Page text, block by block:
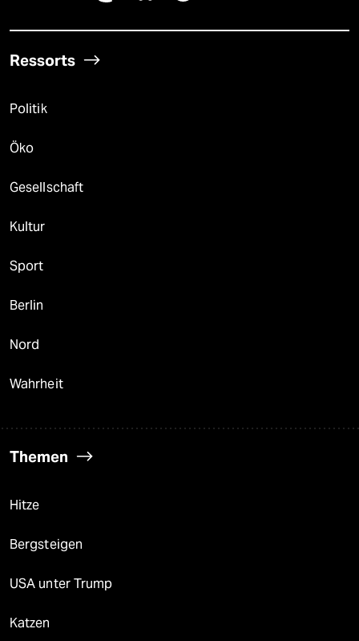
Ressorts
Politik
Öko
Gesellschaft
Kultur
Sport
Berlin
Nord
Wahrheit
Themen
Hitze
Bergsteigen
USA unter Trump
Katzen